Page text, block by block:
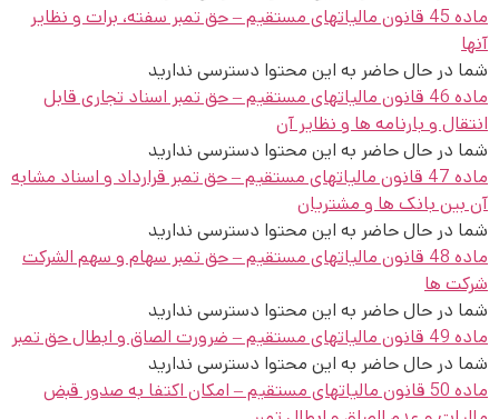
ماده 45 قانون مالیاتهای مستقیم – حق تمبر سفته، برات و نظایر
آنها
شما در حال حاضر به این محتوا دسترسی ندارید
ماده 46 قانون مالیاتهای مستقیم – حق تمبر اسناد تجاری قابل
انتقال و بارنامه ها و نظایر آن
شما در حال حاضر به این محتوا دسترسی ندارید
ماده 47 قانون مالیاتهای مستقیم – حق تمبر قرارداد و اسناد مشابه
آن بین بانک ها و مشتریان
شما در حال حاضر به این محتوا دسترسی ندارید
ماده 48 قانون مالیاتهای مستقیم – حق تمبر سهام و سهم الشرکت
شرکت ها
شما در حال حاضر به این محتوا دسترسی ندارید
ماده 49 قانون مالیاتهای مستقیم – ضرورت الصاق و ابطال حق تمبر
شما در حال حاضر به این محتوا دسترسی ندارید
ماده 50 قانون مالیاتهای مستقیم – امکان اکتفا به صدور قبض